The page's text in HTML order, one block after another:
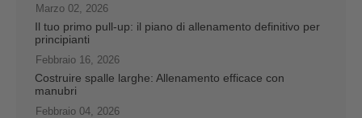
Marzo 02, 2026
Il tuo primo pull-up: il piano di allenamento definitivo per
principianti
Febbraio 16, 2026
Costruire spalle larghe: Allenamento efficace con
manubri
Febbraio 04, 2026